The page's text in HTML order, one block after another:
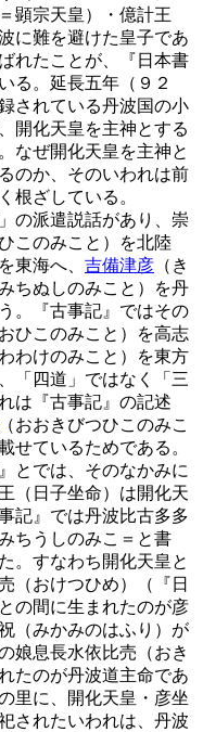
顕宗天皇）・億計王
に難を避けた皇子であ
れたことが、『日本書
る。延長五年（９２
されている丹波国の小
開化天皇を主神とする
なぜ開化天皇を主神と
のか、そのいわれは前
根ざしている。
の派遣説話があり、崇
ひこのみこと）を北陸
東海へ、 吉備津彦 （き
ちぬしのみこと）を丹
。『古事記』ではその
おひこのみこと）を高志
わけのみこと）を東方
「四道」ではなく「三
は『古事記』の記述
（おおきびつひこのみこ
せているためである。
とでは、そのなかみに
（日子坐命）は開化天
記』では丹波比古多多
ちうしのみこ＝と書
。すなわち開化天皇と
（おけつひめ）（『日
の間に生まれたのが彦
（みかみのはふり）が
娘息長水依比売（おき
たのが丹波道主命であ
里に、開化天皇・彦坐
されたいわれは、丹波